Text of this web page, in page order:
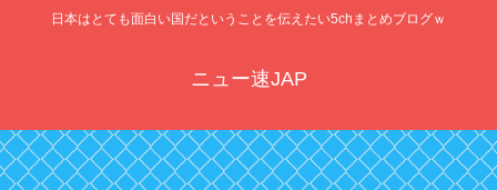
日本はとても面白い国だということを伝えたい5chまとめブログｗ
ニュー速JAP